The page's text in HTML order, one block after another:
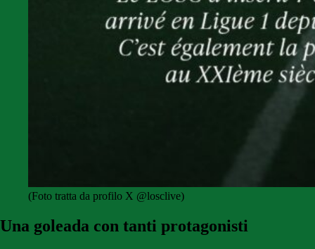
(Foto tratta da profilo X @losclive)
Una goleada con tanti protagonisti